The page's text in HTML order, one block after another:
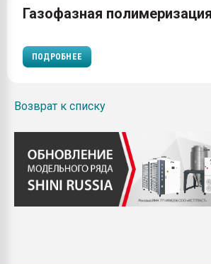
Газофазная полимеризация
ПОДРОБНЕЕ
Возврат к списку